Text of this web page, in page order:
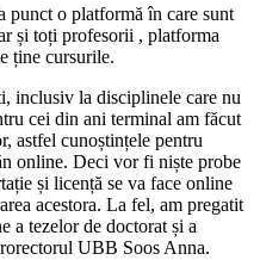
punct o platformă în care sunt
și toți profesorii , platforma
ține cursurile.
inclusiv la disciplinele care nu
cei din ani terminal am făcut
astfel cunoștințele pentru
online. Deci vor fi niște probe
și licență se va face online
acestora. La fel, am pregatit
a tezelor de doctorat și a
UBB Soos Anna.